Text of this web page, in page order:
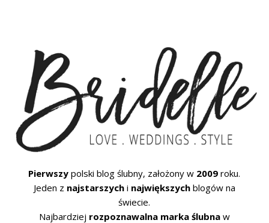
Pierwszy polski blog ślubny, założony w 2009 roku.
Jeden z najstarszychi największychblogów na
świecie.
Najbardziej rozpoznawalna marka ślubnaw